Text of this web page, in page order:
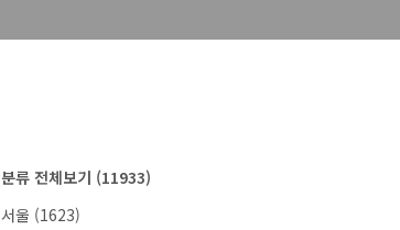
분류 전체보기 (11933)
서울 (1623)